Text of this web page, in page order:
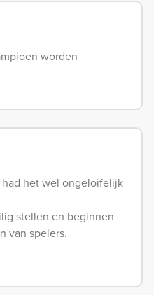
worden
had het wel ongeloifelijk
stellen en beginnen
van spelers.